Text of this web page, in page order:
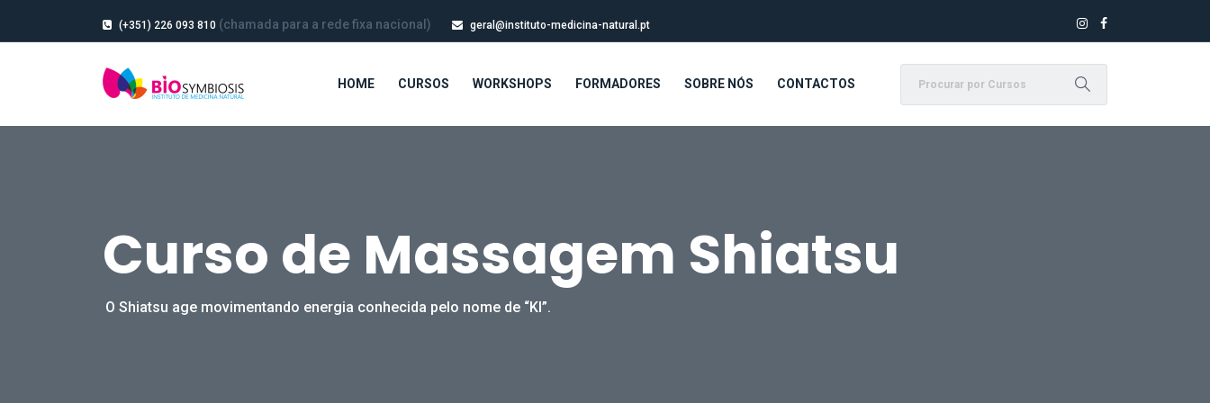
(+351) 226 093 810 (chamada para a rede fixa nacional) geral@instituto-medicina-natural.pt
HOME CURSOS WORKSHOPS FORMADORES SOBRE NÓS CONTACTOS
Curso de Massagem Shiatsu
O Shiatsu age movimentando energia conhecida pelo nome de “KI”.